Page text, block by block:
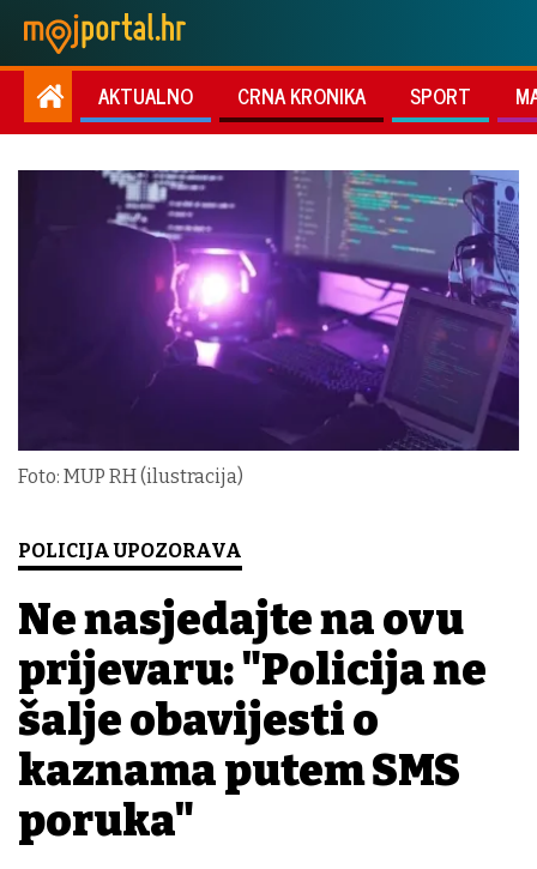
AKTUALNO CRNA KRONIKA SPORT
Foto: MUP RH (ilustracija)
POLICIJA UPOZORAVA
Ne nasjedajte na ovu
prijevaru: "Policija ne
šalje obavijesti o
kaznama putem SMS
poruka"